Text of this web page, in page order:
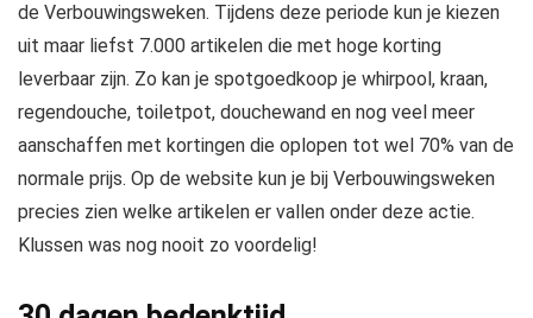
de Verbouwingsweken. Tijdens deze periode kun je kiezen
uit maar liefst 7.000 artikelen die met hoge korting
leverbaar zijn. Zo kan je spotgoedkoop je whirpool, kraan,
regendouche, toiletpot, douchewand en nog veel meer
aanschaffen met kortingen die oplopen tot wel 70% van de
normale prijs. Op de website kun je bij Verbouwingsweken
precies zien welke artikelen er vallen onder deze actie.
Klussen was nog nooit zo voordelig!